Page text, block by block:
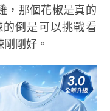
，那個花椒是真的
倒是可以挑戰看
剛好。